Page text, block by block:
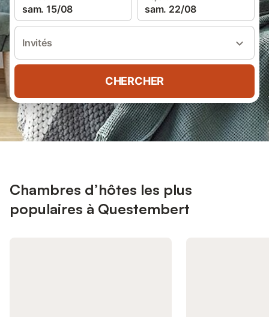
sam. 15/08 sam. 22/08
Invités
CHERCHER
Chambres d’hôtes les plus
populaires à Questembert